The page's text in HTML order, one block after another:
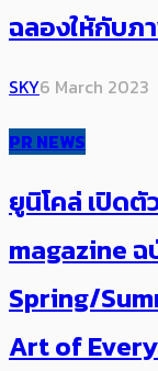
ฉลองให้กับภ
SKY6 March 2023
PR NEWS
ยูนิโคล่ เปิด
magazine
Spring/
Art of